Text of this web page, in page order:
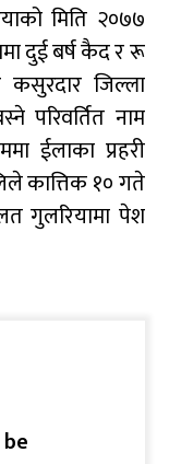
मिति २०७७
दुई बर्ष कैद र रू
कसुरदार जिल्ला
परिवर्तित नाम
ईलाका प्रहरी
कात्तिक १० गते
गुलरियामा पेश